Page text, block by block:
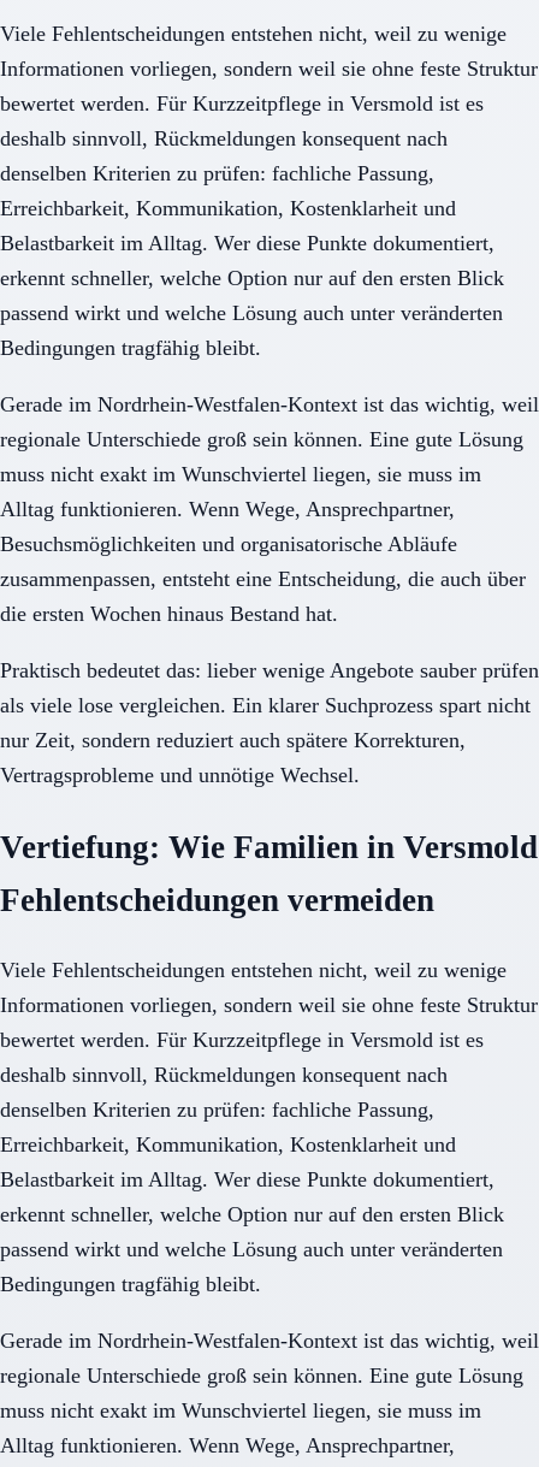
Viele Fehlentscheidungen entstehen nicht, weil zu wenige
Informationen vorliegen, sondern weil sie ohne feste Struktur
bewertet werden. Für Kurzzeitpflege in Versmold ist es
deshalb sinnvoll, Rückmeldungen konsequent nach
denselben Kriterien zu prüfen: fachliche Passung,
Erreichbarkeit, Kommunikation, Kostenklarheit und
Belastbarkeit im Alltag. Wer diese Punkte dokumentiert,
erkennt schneller, welche Option nur auf den ersten Blick
passend wirkt und welche Lösung auch unter veränderten
Bedingungen tragfähig bleibt.
Gerade im Nordrhein-Westfalen-Kontext ist das wichtig, weil
regionale Unterschiede groß sein können. Eine gute Lösung
muss nicht exakt im Wunschviertel liegen, sie muss im
Alltag funktionieren. Wenn Wege, Ansprechpartner,
Besuchsmöglichkeiten und organisatorische Abläufe
zusammenpassen, entsteht eine Entscheidung, die auch über
die ersten Wochen hinaus Bestand hat.
Praktisch bedeutet das: lieber wenige Angebote sauber prüfen
als viele lose vergleichen. Ein klarer Suchprozess spart nicht
nur Zeit, sondern reduziert auch spätere Korrekturen,
Vertragsprobleme und unnötige Wechsel.
Vertiefung: Wie Familien in Versmold
Fehlentscheidungen vermeiden
Viele Fehlentscheidungen entstehen nicht, weil zu wenige
Informationen vorliegen, sondern weil sie ohne feste Struktur
bewertet werden. Für Kurzzeitpflege in Versmold ist es
deshalb sinnvoll, Rückmeldungen konsequent nach
denselben Kriterien zu prüfen: fachliche Passung,
Erreichbarkeit, Kommunikation, Kostenklarheit und
Belastbarkeit im Alltag. Wer diese Punkte dokumentiert,
erkennt schneller, welche Option nur auf den ersten Blick
passend wirkt und welche Lösung auch unter veränderten
Bedingungen tragfähig bleibt.
Gerade im Nordrhein-Westfalen-Kontext ist das wichtig, weil
regionale Unterschiede groß sein können. Eine gute Lösung
muss nicht exakt im Wunschviertel liegen, sie muss im
Alltag funktionieren. Wenn Wege, Ansprechpartner,